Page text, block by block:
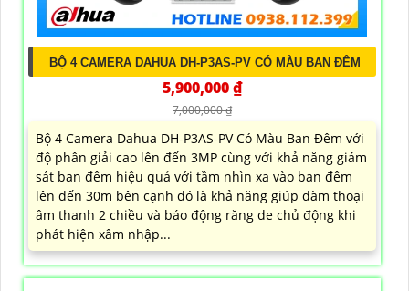
BỘ 4 CAMERA DAHUA DH-P3AS-PV CÓ MÀU BAN ĐÊM
5,900,000 ₫
7,000,000 ₫
Bộ 4 Camera Dahua DH-P3AS-PV Có Màu Ban Đêm với
độ phân giải cao lên đến 3MP cùng với khả năng giám
sát ban đêm hiệu quả với tầm nhìn xa vào ban đêm
lên đến 30m bên cạnh đó là khả năng giúp đàm thoại
âm thanh 2 chiều và báo động răng de chủ động khi
phát hiện xâm nhập...